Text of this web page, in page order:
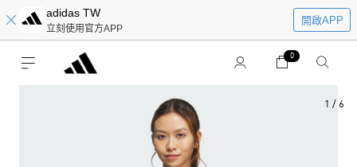
adidas TW
立刻使用官方APP
開啟APP
0
1 / 6